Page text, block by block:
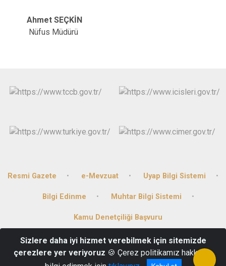
Ahmet SEÇKİN
Nüfus Müdürü
Resmi Gazete e-Mevzuat Uyap Bilgi Sistemi
Bilgi Edinme Muhtar Bilgi Sistemi
Kamu Denetçiliği Başvuru
Bağlarbaşı Mahallesi Hükümet Cad. No:30 Gercüş/Batman
+90 (488) 341 2001
Sizlere daha iyi hizmet verebilmek için sitemizde
çerezlere yer veriyoruz 🍪 Çerez politikamız hakkında